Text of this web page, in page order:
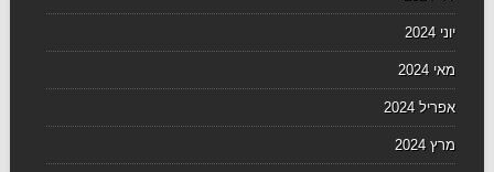
יוני 2024
מאי 2024
אפריל 2024
מרץ 2024